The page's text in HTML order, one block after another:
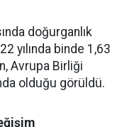
doğurganlık
yılında binde 1,63
Avrupa Birliği
olduğu görüldü.